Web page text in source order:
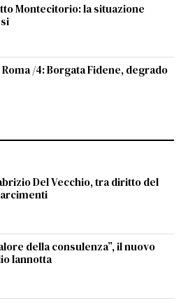
Montecitorio: la situazione
/4: Borgata Fidene, degrado
Del Vecchio, tra diritto del
della consulenza”, il nuovo
Iannotta